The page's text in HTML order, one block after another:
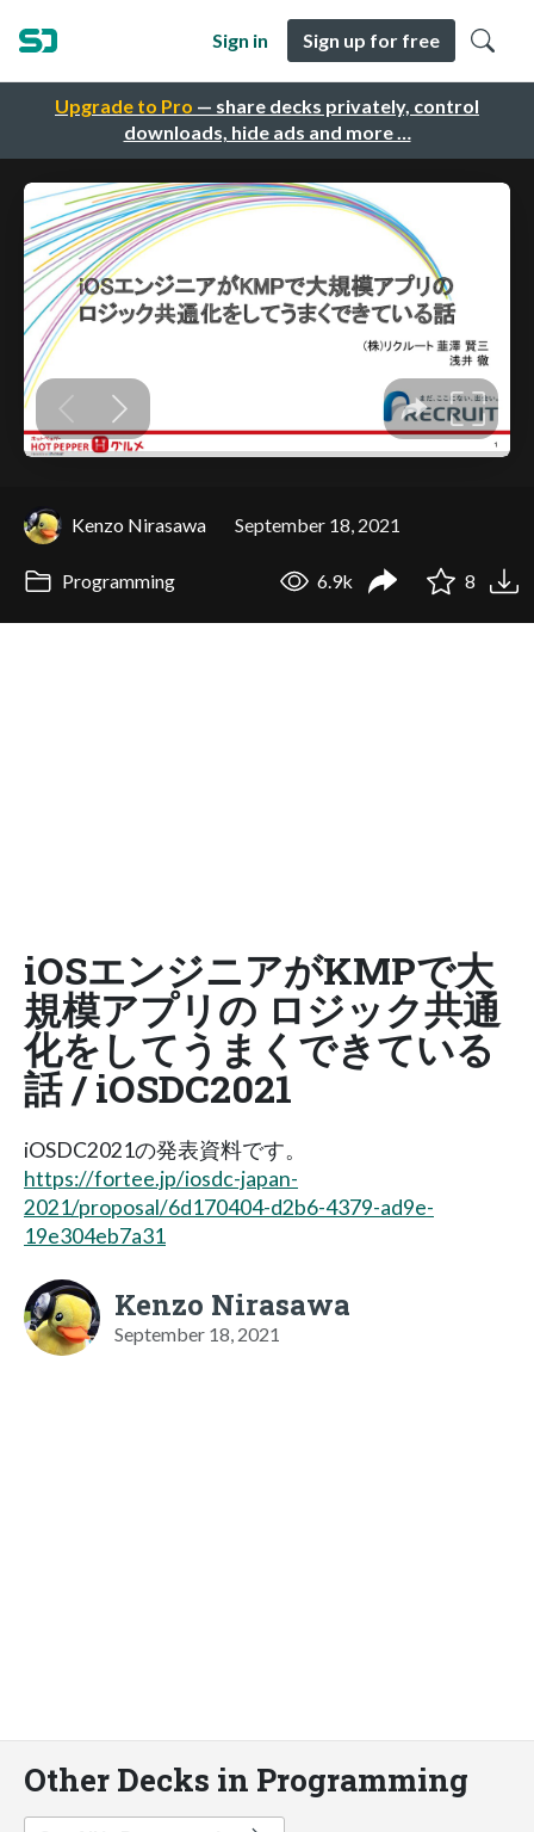
Upgrade to Pro — share decks privately, control
downloads, hide ads and more …
Sign in Sign up for free
Kenzo Nirasawa September 18, 2021
Programming 6.9k 8
iOSエンジニアがKMPで大
規模アプリの ロジック共通
化をしてうまくできている
話 / iOSDC2021
iOSDC2021の発表資料です。
https://fortee.jp/iosdc-japan-
2021/proposal/6d170404-d2b6-4379-ad9e-
19e304eb7a31
Kenzo Nirasawa
September 18, 2021
Other Decks in Programming